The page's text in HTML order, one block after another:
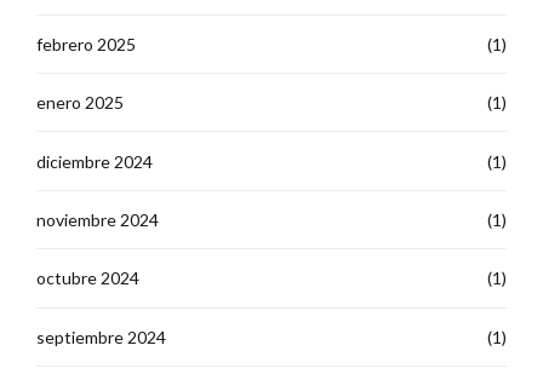
febrero 2025 (1)
enero 2025 (1)
diciembre 2024 (1)
noviembre 2024 (1)
octubre 2024 (1)
septiembre 2024 (1)